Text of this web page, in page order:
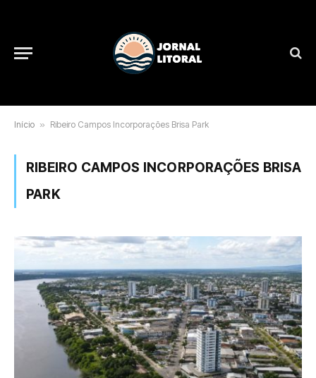
Início » Ribeiro Campos Incorporações Brisa Park
RIBEIRO CAMPOS INCORPORAÇÕES BRISA
PARK